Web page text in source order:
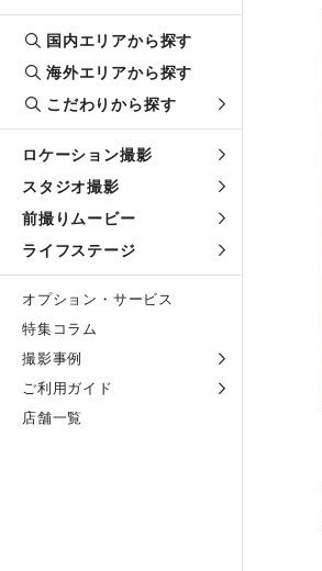
国内エリアから探す
海外エリアから探す
こだわりから探す
ロケーション撮影
スタジオ撮影
前撮りムービー
ライフステージ
オプション・サービス
特集コラム
撮影事例
ご利用ガイド
店舗一覧